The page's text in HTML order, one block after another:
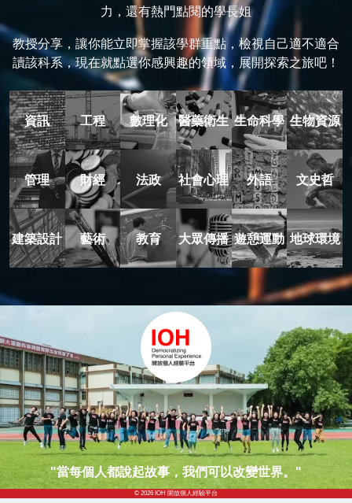
力，還有熱門點閱的學長姐
教授分享，讓你能立即掌握該學群重點，檢視自己適不適合
讀該科系，現在就點選你感興趣的領域，展開探索之旅吧！
資訊 工程 數理化 醫藥衛生 生命科學 生物資源
管理 財經 法政 社會心理 外語 文史哲
建築設計 藝術 教育 大眾傳播 遊憩運動 地球環境
"當每個人都說起故事，我們可以改變世界。"
© 2026 IOH 開放個人經驗平台